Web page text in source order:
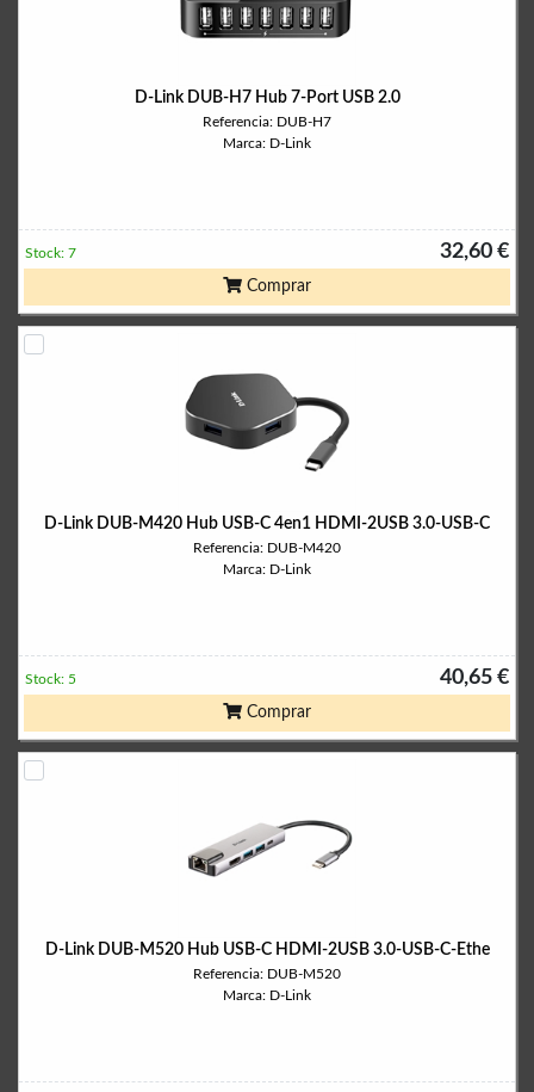
D-Link DUB-H7 Hub 7-Port USB 2.0
Referencia: DUB-H7
Marca: D-Link
32,60 €
Stock: 7
Comprar
D-Link DUB-M420 Hub USB-C 4en1 HDMI-2USB 3.0-USB-C
Referencia: DUB-M420
Marca: D-Link
40,65 €
Stock: 5
Comprar
D-Link DUB-M520 Hub USB-C HDMI-2USB 3.0-USB-C-Ethe
Referencia: DUB-M520
Marca: D-Link